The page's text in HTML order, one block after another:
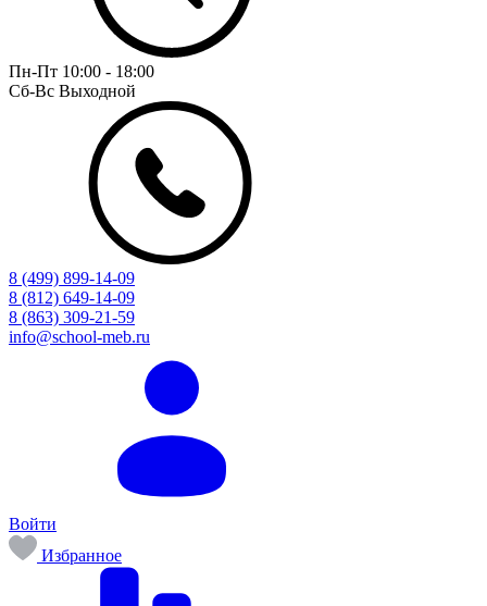
Пн-Пт 10:00 - 18:00
Сб-Вс Выходной
8 (499) 899-14-09
8 (812) 649-14-09
8 (863) 309-21-59
info@school-meb.ru
Войти
Избранное